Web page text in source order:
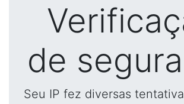
de
Seu IP fez diversas